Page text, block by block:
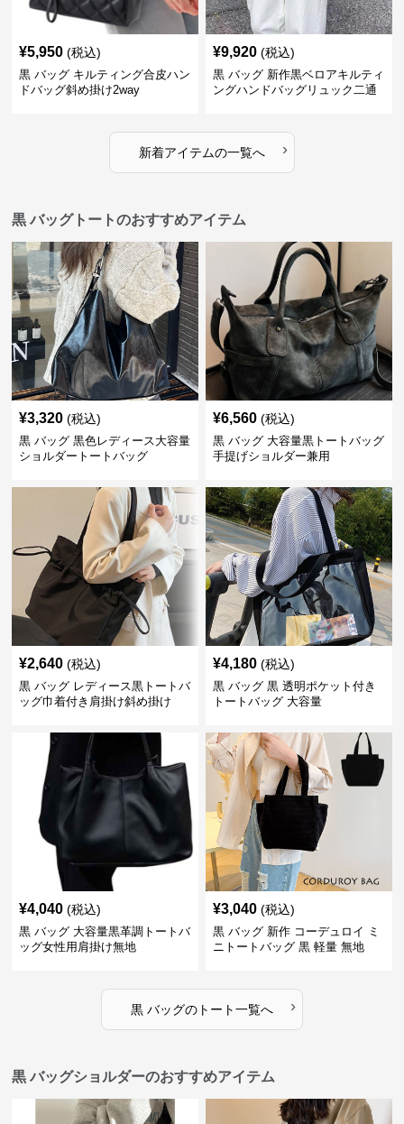
¥5,950 (税込)
黒 バッグ キルティング合皮ハン
ドバッグ斜め掛け2way
¥9,920 (税込)
黒 バッグ 新作黒ベロアキルティ
ングハンドバッグリュック二通
新着アイテムの一覧へ ›
黒 バッグトートのおすすめアイテム
¥3,320 (税込)
黒 バッグ 黒色レディース大容量
ショルダートートバッグ
¥6,560 (税込)
黒 バッグ 大容量黒トートバッグ
手提げショルダー兼用
¥2,640 (税込)
黒 バッグ レディース黒トートバ
ッグ巾着付き肩掛け斜め掛け
¥4,180 (税込)
黒 バッグ 黒 透明ポケット付き
トートバッグ 大容量
¥4,040 (税込)
黒 バッグ 大容量黒革調トートバ
ッグ女性用肩掛け無地
¥3,040 (税込)
黒 バッグ 新作 コーデュロイ ミ
ニトートバッグ 黒 軽量 無地
黒 バッグのトート一覧へ ›
黒 バッグショルダーのおすすめアイテム